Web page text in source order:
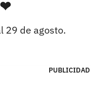
29 de agosto.
PUBLICIDAD